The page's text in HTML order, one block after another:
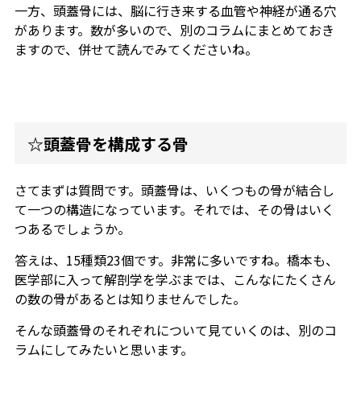
一方、頭蓋骨には、脳に行き来する血管や神経が通る穴
があります。数が多いので、別のコラムにまとめておき
ますので、併せて読んでみてくださいね。
☆頭蓋骨を構成する骨
さてまずは質問です。頭蓋骨は、いくつもの骨が結合し
て一つの構造になっています。それでは、その骨はいく
つあるでしょうか。
答えは、15種類23個です。非常に多いですね。橋本も、
医学部に入って解剖学を学ぶまでは、こんなにたくさん
の数の骨があるとは知りませんでした。
そんな頭蓋骨のそれぞれについて見ていくのは、別のコ
ラムにしてみたいと思います。